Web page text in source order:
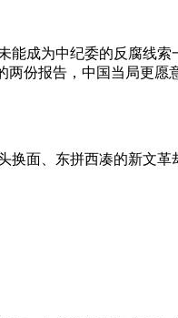
能成为中纪委的反腐线
份报告，中国当局更愿
换面、东拼西凑的新文